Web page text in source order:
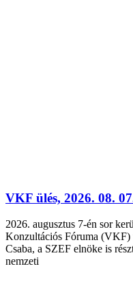
VKF ülés, 2026. 08.
2026. augusztus 7-én sor
Konzultációs Fóruma (VKF)
Csaba, a SZEF elnöke is
nemzeti